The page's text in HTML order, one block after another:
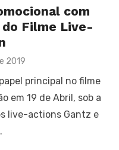
com
Filme Live-
2019
principal no filme
em 19 de Abril, sob a
live-actions Gantz e